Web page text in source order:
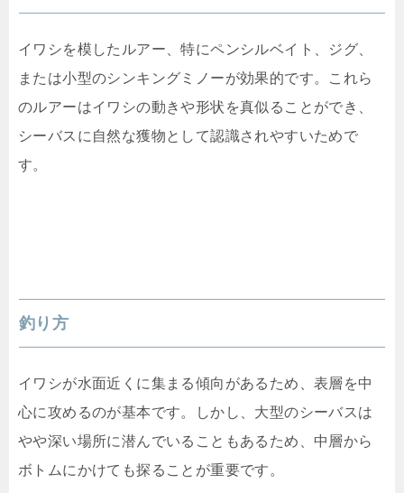
イワシを模したルアー、特にペンシルベイト、ジグ、
または小型のシンキングミノーが効果的です。これら
のルアーはイワシの動きや形状を真似ることができ、
シーバスに自然な獲物として認識されやすいためで
す。
釣り方
イワシが水面近くに集まる傾向があるため、表層を中
心に攻めるのが基本です。しかし、大型のシーバスは
やや深い場所に潜んでいることもあるため、中層から
ボトムにかけても探ることが重要です。